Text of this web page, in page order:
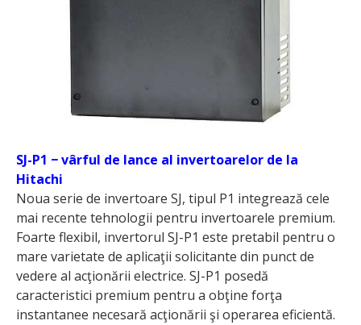
SJ-P1 − vârful de lance al invertoarelor de la
Hitachi
Noua serie de invertoare SJ, tipul P1 integrează cele
mai recente tehnologii pentru invertoarele premium.
Foarte flexibil, invertorul SJ-P1 este pretabil pentru o
mare varietate de aplicaţii solicitante din punct de
vedere al acţionării electrice. SJ-P1 posedă
caracteristici premium pentru a obţine forţa
instantanee necesară acţionării şi ope­rarea eficientă.